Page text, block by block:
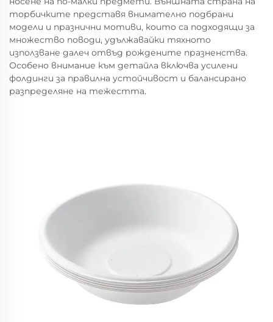
торбичките представя внимателно подбрани
модели и празнични мотиви, които са подходящи за
множество поводи, удължавайки тяхното
използване далеч отвъд рождените празненства.
Особено внимание към детайла включва усилени
фолдинги за правилна устойчивост и балансирано
разпределяне на тежестта.